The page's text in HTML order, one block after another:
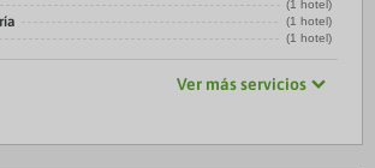
(1 hotel)
(1 hotel)
(1 hotel)
Ver más servicios